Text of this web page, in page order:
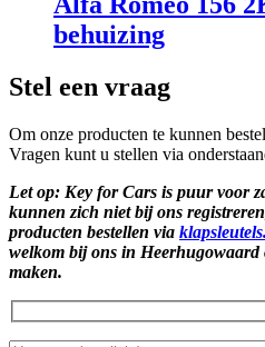
behuizing
Stel een vraag
Om onze producten te kunnen
Vragen kunt u stellen via
Let op: Key for Cars is puur voor
kunnen zich niet bij ons
producten bestellen via
welkom bij ons in Heerhugowaard
maken.